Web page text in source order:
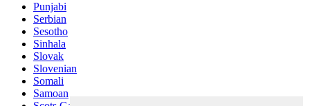
Punjabi
Serbian
Sesotho
Sinhala
Slovak
Slovenian
Somali
Samoan